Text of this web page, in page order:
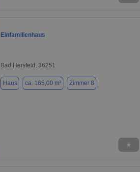
Einfamilienhaus
Bad Hersfeld, 36251
Haus ca. 165,00 m² Zimmer 8
★